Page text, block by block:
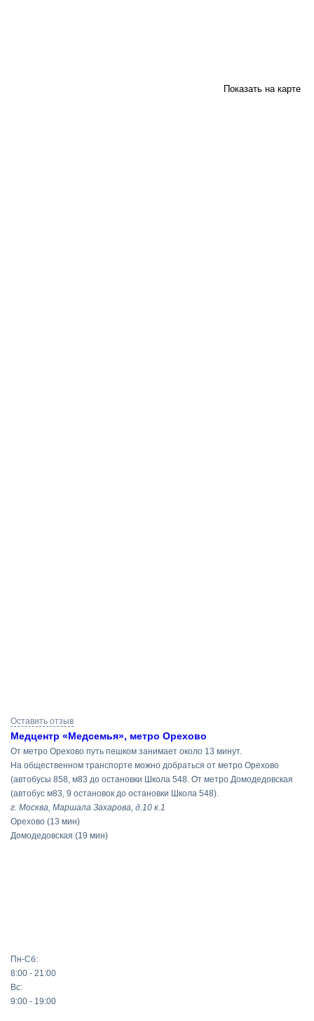
Показать на карте
поиска
Оставить отзыв
Медцентр «Медсемья», метро Орехово
От метро Орехово путь пешком занимает около 13 минут.
На общественном транспорте можно добраться от метро Орехово
(автобусы 858, м83 до остановки Школа 548. От метро Домодедовская
(автобус м83, 9 остановок до остановки Школа 548).
г. Москва, Маршала Захарова, д.10 к.1
Орехово (13 мин)
Домодедовская (19 мин)
Пн-Сб:
8:00 - 21:00
Вс:
9:00 - 19:00